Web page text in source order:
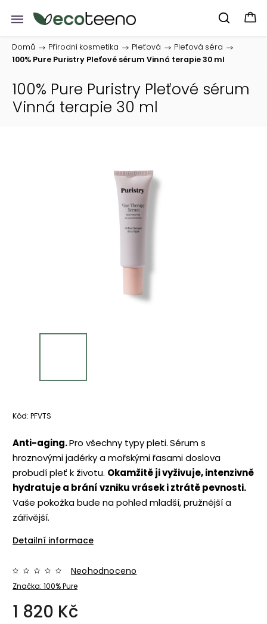
Domů / Přírodní kosmetika / Pleťová / Pleťová séra /
100% Pure Puristry Pleťové sérum Vinná terapie 30 ml
100% Pure Puristry Pleťové sérum
Vinná terapie 30 ml
Kód: PFVTS
Anti-aging.Pro všechny typy pleti.Sérum s
hroznovými jadérky a mořskými řasami doslova
probudí pleť k životu. Okamžitě ji vyživuje, intenzivně
hydratuje a brání vzniku vrásek i ztrátě pevnosti.
Vaše pokožka bude na pohled mladší, pružnější a
zářivější.
Detailní informace
Značka: 100% Pure
Neohodnoceno
1 820 Kč